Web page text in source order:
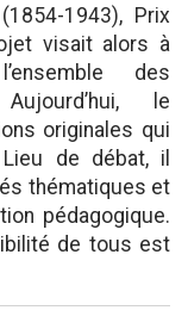
1943), Prix
visait alors à
des
le
originales qui
de débat, il
thématiques et
pédagogique.
de tous est